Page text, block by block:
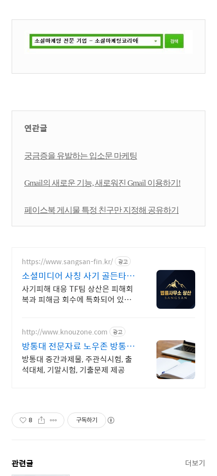
연관글
궁금증을 유발하는 입소문 마케팅
Gmail의 새로운 기능, 새로워진 Gmail 이용하기!
페이스북 게시물 특정 친구만 지정해 공유하기
https://www.sangsan-fin.kr/ 광고
소셜미디어 사칭 사기 골든타임
대응
사기피해 대응 TF팀 상산은 피해회
복과 피해금 회수에 특화되어 있습
http://www.knouzone.com 광고
방통대 전문자료 노우존 방통대
자료포털 NO.1
방통대 중간과제물, 주관식시험, 출
석대체, 기말시험, 기출문제 제공
8 구독하기
관련글 더보기